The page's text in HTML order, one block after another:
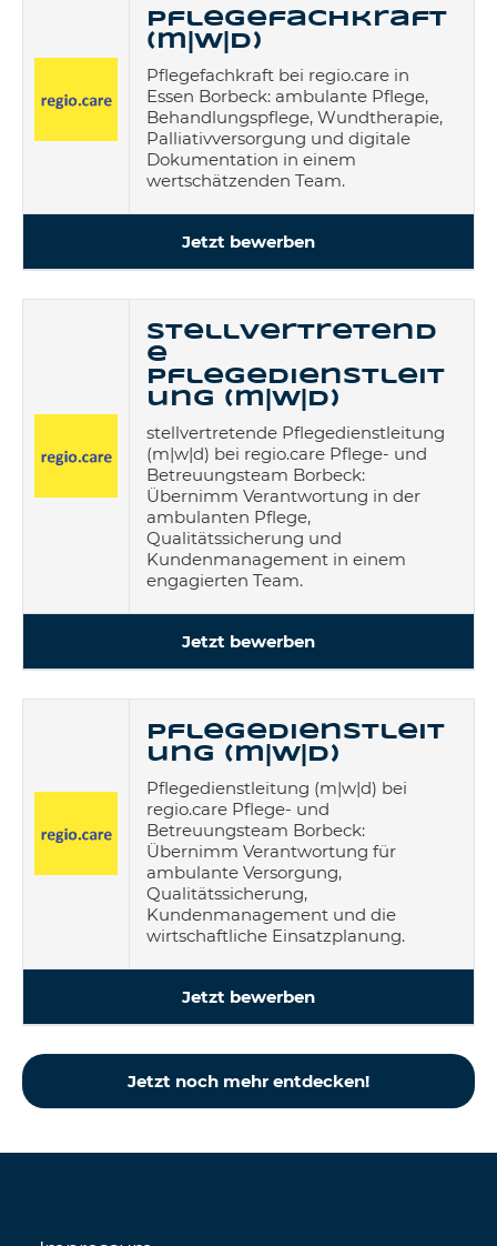
Pflegefachkraft
(m|w|d)
Pflegefachkraft bei regio.care in
Essen Borbeck: ambulante Pflege,
Behandlungspflege, Wundtherapie,
Palliativversorgung und digitale
Dokumentation in einem
wertschätzenden Team.
Jetzt bewerben
stellvertretend
e
Pflegedienstleit
ung (m|w|d)
stellvertretende Pflegedienstleitung
(m|w|d) bei regio.care Pflege- und
Betreuungsteam Borbeck:
Übernimm Verantwortung in der
ambulanten Pflege,
Qualitätssicherung und
Kundenmanagement in einem
engagierten Team.
Jetzt bewerben
Pflegedienstleit
ung (m|w|d)
Pflegedienstleitung (m|w|d) bei
regio.care Pflege- und
Betreuungsteam Borbeck:
Übernimm Verantwortung für
ambulante Versorgung,
Qualitätssicherung,
Kundenmanagement und die
wirtschaftliche Einsatzplanung.
Jetzt bewerben
Jetzt noch mehr entdecken!